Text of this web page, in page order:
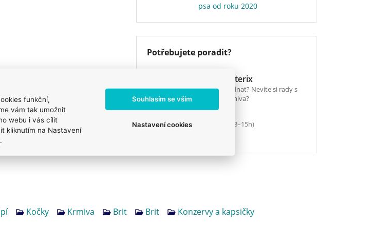
psa od roku 2020
Potřebujete poradit?
E-shop Veterix
Chcete objednat? Nevíte si rady s
výběrem krmiva?
777 319 517 (Po–Pá, 8–15h)
Kočky Krmiva Brit Brit Konzervy a kapsičky
funkční,
vám tak umožnit
webu i vás cílit
kliknutím na Nastavení
.
Souhlasím se vším
Nastavení cookies